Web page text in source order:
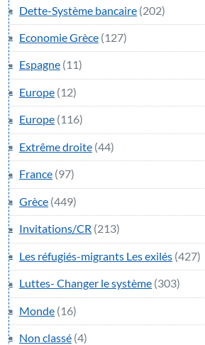
Dette-Système bancaire (202)
Economie Grèce (127)
Espagne (11)
Europe (12)
Europe (116)
Extrême droite (44)
France (97)
Grèce (449)
Invitations/CR (213)
Les réfugiés-migrants Les exilés (427)
Luttes- Changer le système (303)
Monde (16)
Non classé (4)